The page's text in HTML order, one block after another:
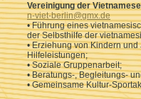
Vereinigung der
n-viet-berlin@gmx.de
• Führung eines
der Selbsthilfe der
• Erziehung von Kindern
Hilfeleistungen;
• Soziale Gruppenarbeit;
• Beratungs-, Begleitungs-
• Gemeinsame Kultur-